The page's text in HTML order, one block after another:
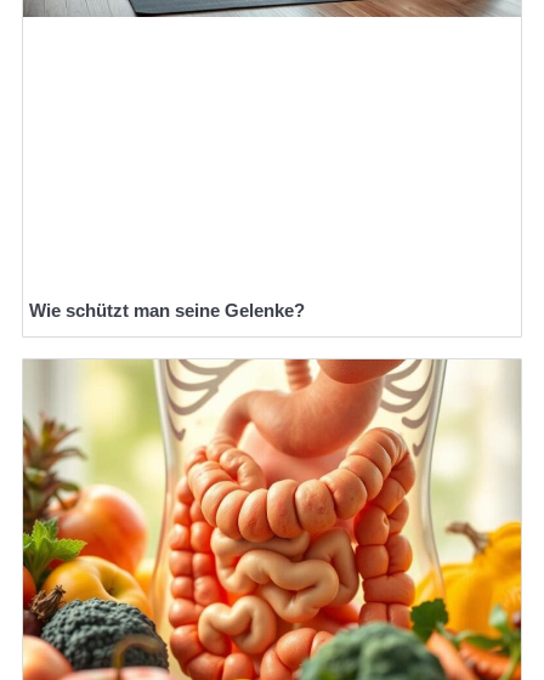
Wie schützt man seine Gelenke?